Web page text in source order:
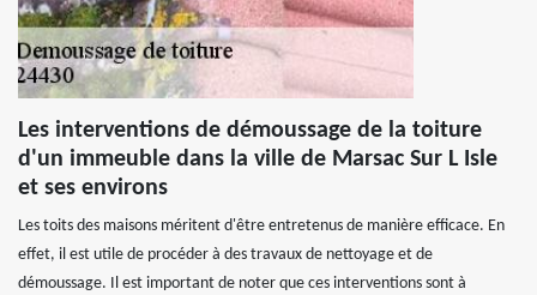
Les interventions de démoussage de la toiture
d'un immeuble dans la ville de Marsac Sur L Isle
et ses environs
Les toits des maisons méritent d'être entretenus de manière efficace. En
effet, il est utile de procéder à des travaux de nettoyage et de
démoussage. Il est important de noter que ces interventions sont à